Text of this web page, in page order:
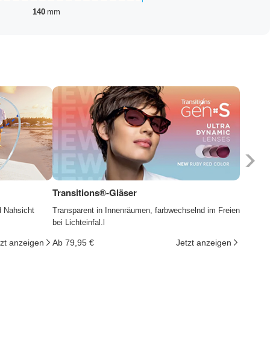
140 mm
Nahsicht
anzeigen
Transitions®-Gläser
Transparent in Innenräumen, farbwechselnd im Freien
bei Lichteinfal.l
Ab 79,95 € Jetzt anzeigen